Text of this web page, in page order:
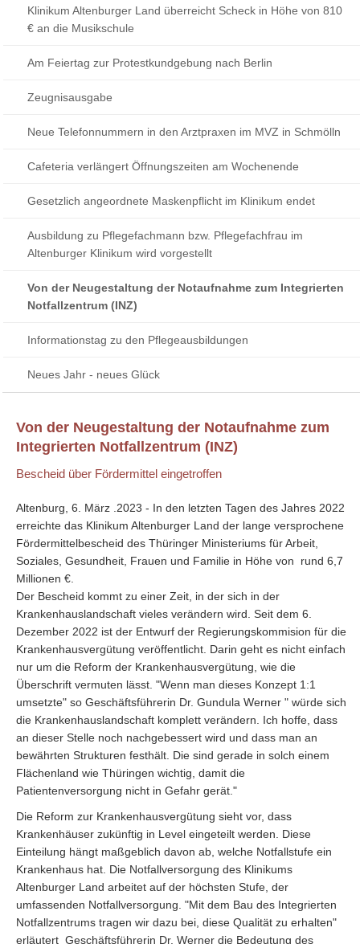
Klinikum Altenburger Land überreicht Scheck in Höhe von 810
€ an die Musikschule
Am Feiertag zur Protestkundgebung nach Berlin
Zeugnisausgabe
Neue Telefonnummern in den Arztpraxen im MVZ in Schmölln
Cafeteria verlängert Öffnungszeiten am Wochenende
Gesetzlich angeordnete Maskenpflicht im Klinikum endet
Ausbildung zu Pflegefachmann bzw. Pflegefachfrau im
Altenburger Klinikum wird vorgestellt
Von der Neugestaltung der Notaufnahme zum Integrierten
Notfallzentrum (INZ)
Informationstag zu den Pflegeausbildungen
Neues Jahr - neues Glück
Von der Neugestaltung der Notaufnahme zum
Integrierten Notfallzentrum (INZ)
Bescheid über Fördermittel eingetroffen
Altenburg, 6. März .2023 - In den letzten Tagen des Jahres 2022
erreichte das Klinikum Altenburger Land der lange versprochene
Fördermittelbescheid des Thüringer Ministeriums für Arbeit,
Soziales, Gesundheit, Frauen und Familie in Höhe von rund 6,7
Millionen €.
Der Bescheid kommt zu einer Zeit, in der sich in der
Krankenhauslandschaft vieles verändern wird. Seit dem 6.
Dezember 2022 ist der Entwurf der Regierungskommision für die
Krankenhausvergütung veröffentlicht. Darin geht es nicht einfach
nur um die Reform der Krankenhausvergütung, wie die
Überschrift vermuten lässt. "Wenn man dieses Konzept 1:1
umsetzte" so Geschäftsführerin Dr. Gundula Werner " würde sich
die Krankenhauslandschaft komplett verändern. Ich hoffe, dass
an dieser Stelle noch nachgebessert wird und dass man an
bewährten Strukturen festhält. Die sind gerade in solch einem
Flächenland wie Thüringen wichtig, damit die
Patientenversorgung nicht in Gefahr gerät."
Die Reform zur Krankenhausvergütung sieht vor, dass
Krankenhäuser zukünftig in Level eingeteilt werden. Diese
Einteilung hängt maßgeblich davon ab, welche Notfallstufe ein
Krankenhaus hat. Die Notfallversorgung des Klinikums
Altenburger Land arbeitet auf der höchsten Stufe, der
umfassenden Notfallversorgung. "Mit dem Bau des Integrierten
Notfallzentrums tragen wir dazu bei, diese Qualität zu erhalten"
erläutert Geschäftsführerin Dr. Werner die Bedeutung des